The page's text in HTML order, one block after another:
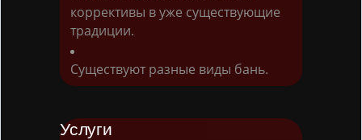
коррективы в уже существующие
традиции.
Существуют разные виды бань.
Услуги